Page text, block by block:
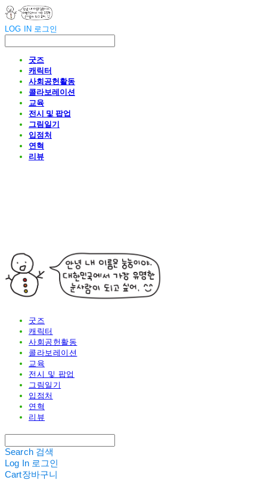
LOG IN 로그인
굿즈
캐릭터
사회공헌활동
콜라보레이션
교육
전시 및 팝업
그림일기
입점처
연혁
리뷰
굿즈
캐릭터
사회공헌활동
콜라보레이션
교육
전시 및 팝업
그림일기
입점처
연혁
리뷰
Search 검색
Log In 로그인
Cart장바구니